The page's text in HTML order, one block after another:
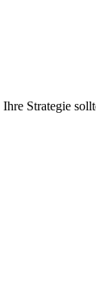
Ihre Strategie